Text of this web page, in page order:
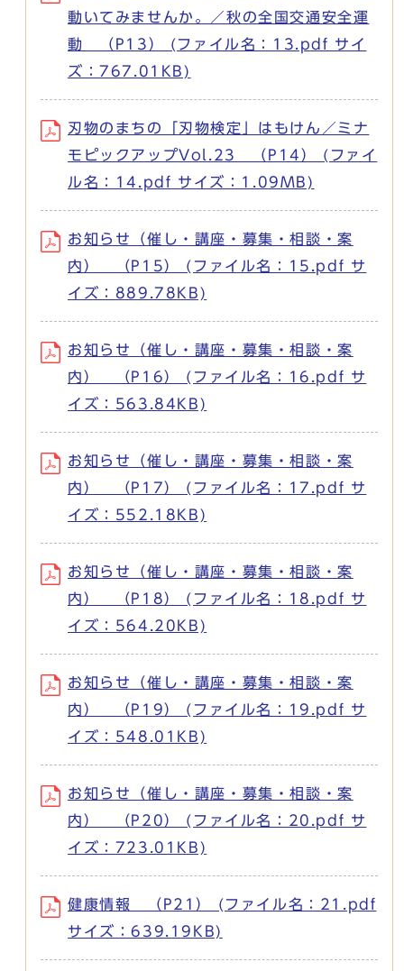
動いてみませんか。／秋の全国交通安全運
動 （P13） (ファイル名：13.pdf サイ
ズ：767.01KB)
刃物のまちの「刃物検定」はもけん／ミナ
モピックアップVol.23 （P14） (ファイ
ル名：14.pdf サイズ：1.09MB)
お知らせ（催し・講座・募集・相談・案
内） （P15） (ファイル名：15.pdf サ
イズ：889.78KB)
お知らせ（催し・講座・募集・相談・案
内） （P16） (ファイル名：16.pdf サ
イズ：563.84KB)
お知らせ（催し・講座・募集・相談・案
内） （P17） (ファイル名：17.pdf サ
イズ：552.18KB)
お知らせ（催し・講座・募集・相談・案
内） （P18） (ファイル名：18.pdf サ
イズ：564.20KB)
お知らせ（催し・講座・募集・相談・案
内） （P19） (ファイル名：19.pdf サ
イズ：548.01KB)
お知らせ（催し・講座・募集・相談・案
内） （P20） (ファイル名：20.pdf サ
イズ：723.01KB)
健康情報 （P21） (ファイル名：21.pdf
サイズ：639.19KB)